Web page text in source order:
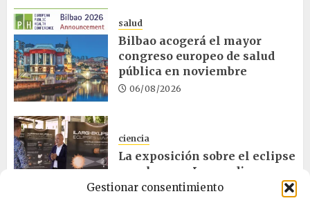
Gestionar consentimiento
salud
Bilbao acogerá el mayor
congreso europeo de salud
pública en noviembre
06/08/2026
ciencia
La exposición sobre el eclipse
concluye en Laguardia
06/08/2026